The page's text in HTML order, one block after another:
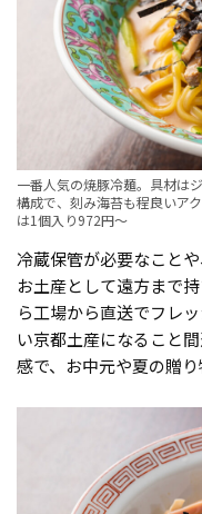
一番人気の焼豚冷麺。具材は
構成で、刻み海苔も程良いア
は1個入り972円〜
冷蔵保管が必要なこと
お土産として遠方まで
ら工場から直送でフレ
い京都土産になること
感で、お中元や夏の贈り